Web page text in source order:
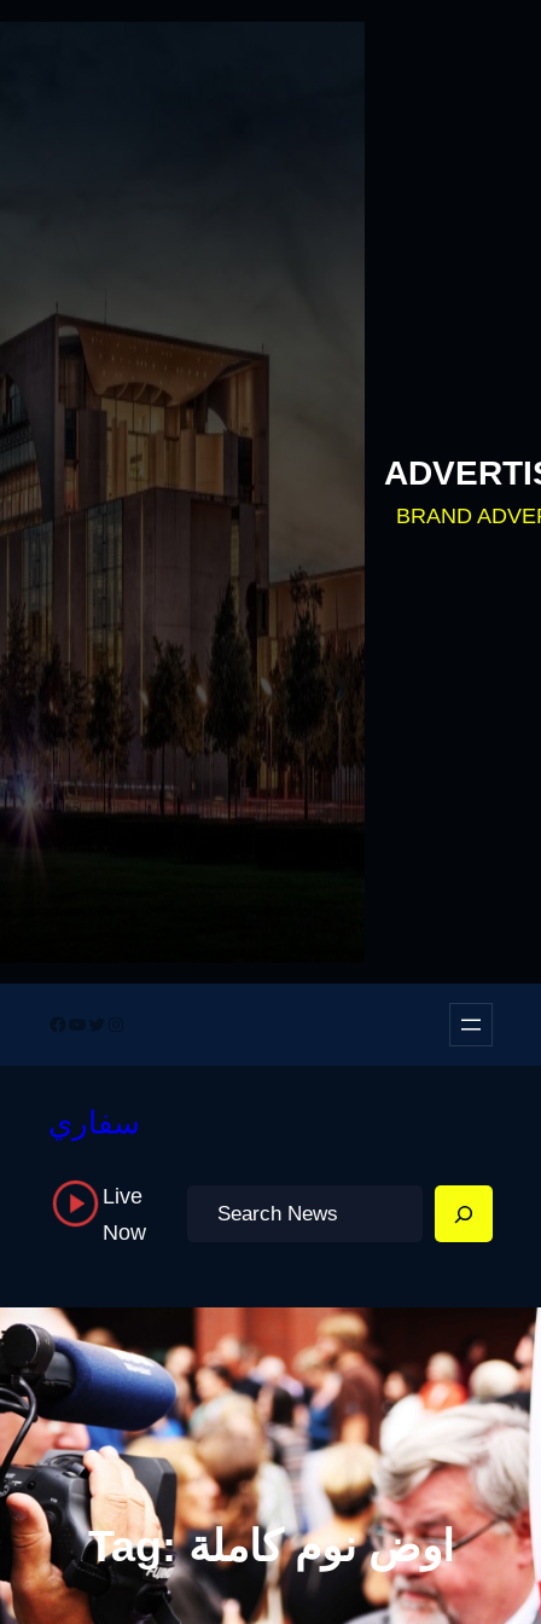
BRAND
Facebook
YouTube
TwitterInstagram
سفاري
Live
Now
Search
Tag:اوض نوم كاملة